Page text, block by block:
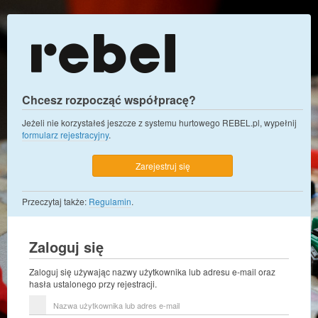
Chcesz rozpocząć współpracę?
Jeżeli nie korzystałeś jeszcze z systemu hurtowego REBEL.pl, wypełnij
formularz rejestracyjny.
Zarejestruj się
Przeczytaj także: Regulamin.
Zaloguj się
Zaloguj się używając nazwy użytkownika lub adresu e-mail oraz
hasła ustalonego przy rejestracji.
użytkownika